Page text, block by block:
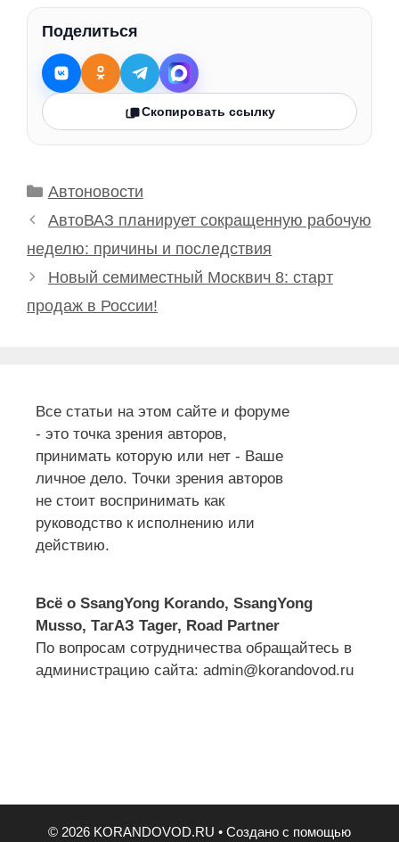
Поделиться
Скопировать ссылку
Рубрики
Автоновости
АвтоВАЗ планирует сокращенную рабочую
неделю: причины и последствия
Новый семиместный Москвич 8: старт
продаж в России!
Все статьи на этом сайте и форуме
- это точка зрения авторов,
принимать которую или нет - Ваше
личное дело. Точки зрения авторов
не стоит воспринимать как
руководство к исполнению или
действию.
Всё о SsangYong Korando, SsangYong
Musso, ТагАЗ Tager, Road Partner
По вопросам сотрудничества обращайтесь в
администрацию сайта: admin@korandovod.ru
© 2026 KORANDOVOD.RU • Создано с помощью